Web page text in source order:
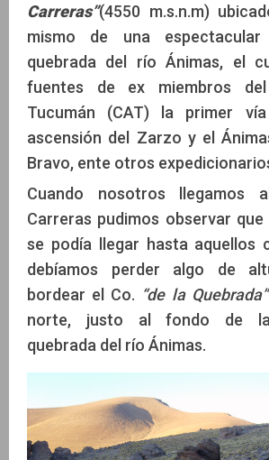
Carreras”(4550 m.s.n.m)
mismo de una espectacular
quebrada del río Ánimas, el
fuentes de ex miembros
Tucumán (CAT) la primer
ascensión del Zarzo y el
Bravo, ente otros
Cuando nosotros llegamos
Carreras pudimos observar
se podía llegar hasta aquellos
debíamos perder algo de
bordear el Co. “de la
norte, justo al fondo de la
quebrada del río Ánimas.